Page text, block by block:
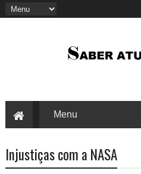
Injustiças com a NASA